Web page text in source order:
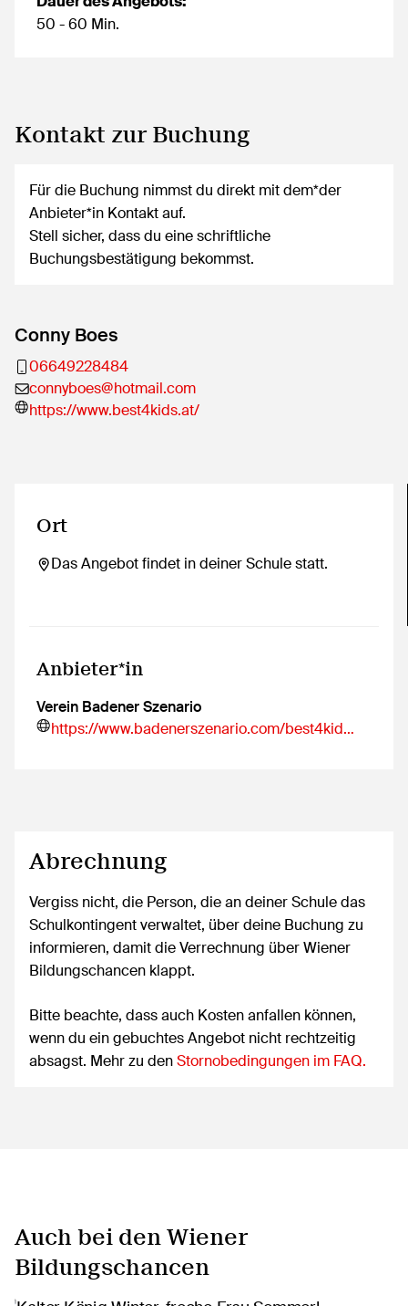
50 - 60 Min.
Kontakt zur Buchung
Für die Buchung nimmst du direkt mit dem*der
Anbieter*in Kontakt auf.
Stell sicher, dass du eine schriftliche
Buchungsbestätigung bekommst.
Conny Boes
06649228484
connyboes@hotmail.com
https://www.best4kids.at/
Ort
Das Angebot findet in deiner Schule statt.
Anbieter*in
Verein Badener Szenario
https://www.badenerszenario.com/best4kid…
Abrechnung
Vergiss nicht, die Person, die an deiner Schule das
Schulkontingent verwaltet, über deine Buchung zu
informieren, damit die Verrechnung über Wiener
Bildungschancen klappt.
Bitte beachte, dass auch Kosten anfallen können,
wenn du ein gebuchtes Angebot nicht rechtzeitig
absagst. Mehr zu denStornobedingungen im FAQ.
Auch bei den Wiener
Bildungschancen